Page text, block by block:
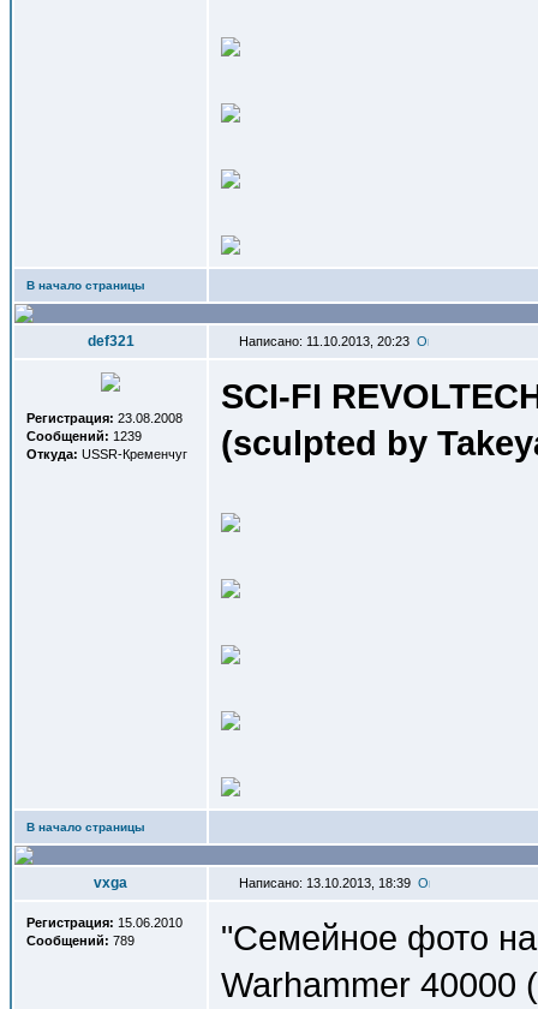
В начало страницы
def321 Написано: 11.10.2013, 20:23
Регистрация: 23.08.2008
Сообщений: 1239
Откуда: USSR-Кременчуг
SCI-FI
(sculpted by
В начало страницы
vxga Написано: 13.10.2013, 18:39
Регистрация: 15.06.2010
Сообщений: 789
"Семейное фото
Warhammer 40000